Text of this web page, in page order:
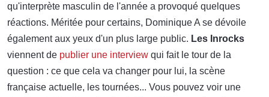
qu'interprète masculin de l'année a provoqué quelques
réactions. Méritée pour certains, Dominique A se dévoile
également aux yeux d'un plus large public. Les Inrocks
viennent de publier une interview qui fait le tour de la
question : ce que cela va changer pour lui, la scène
française actuelle, les tournées... Vous pouvez voir une